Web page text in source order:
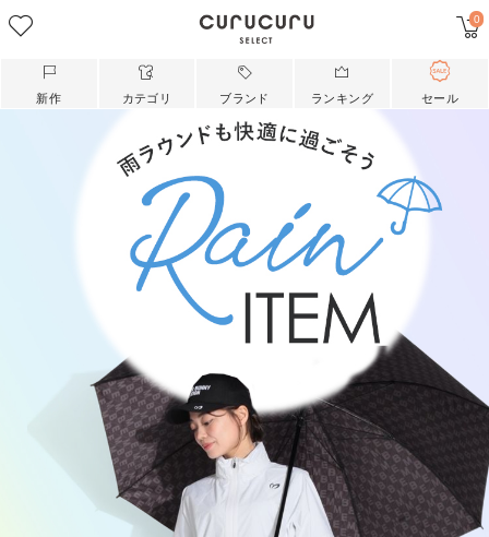
0
新作 カテゴリ ブランド ランキング セール